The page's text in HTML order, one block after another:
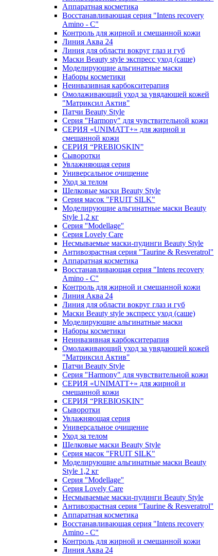
Аппаратная косметика
Восстанавливающая серия "Intens recovery
Amino - C"
Контроль для жирной и смешанной кожи
Линия Аква 24
Линия для области вокруг глаз и губ
Маски Beauty style экспресс уход (саше)
Моделирующие альгинатные маски
Наборы косметики
Неинвазивная карбокситерапия
Омолаживающий уход за увядающей кожей
"Матриксил Актив"
Патчи Beauty Style
Серия "Harmony" для чувствительной кожи
СЕРИЯ «UNIMATT+» для жирной и
смешанной кожи
СЕРИЯ “PREBIOSKIN”
Сыворотки
Увлажняющая серия
Универсальное очищение
Уход за телом
Шелковые маски Beauty Style
Серия масок "FRUIT SILK"
Моделирующие альгинатные маски Beauty
Style 1,2 кг
Серия "Modellage"
Cерия Lovely Care
Несмываемые маски-пудинги Beauty Style
Антивозрастная серия "Taurine & Resveratrol"
Аппаратная косметика
Восстанавливающая серия "Intens recovery
Amino - C"
Контроль для жирной и смешанной кожи
Линия Аква 24
Линия для области вокруг глаз и губ
Маски Beauty style экспресс уход (саше)
Моделирующие альгинатные маски
Наборы косметики
Неинвазивная карбокситерапия
Омолаживающий уход за увядающей кожей
"Матриксил Актив"
Патчи Beauty Style
Серия "Harmony" для чувствительной кожи
СЕРИЯ «UNIMATT+» для жирной и
смешанной кожи
СЕРИЯ “PREBIOSKIN”
Сыворотки
Увлажняющая серия
Универсальное очищение
Уход за телом
Шелковые маски Beauty Style
Серия масок "FRUIT SILK"
Моделирующие альгинатные маски Beauty
Style 1,2 кг
Серия "Modellage"
Cерия Lovely Care
Несмываемые маски-пудинги Beauty Style
Антивозрастная серия "Taurine & Resveratrol"
Аппаратная косметика
Восстанавливающая серия "Intens recovery
Amino - C"
Контроль для жирной и смешанной кожи
Линия Аква 24